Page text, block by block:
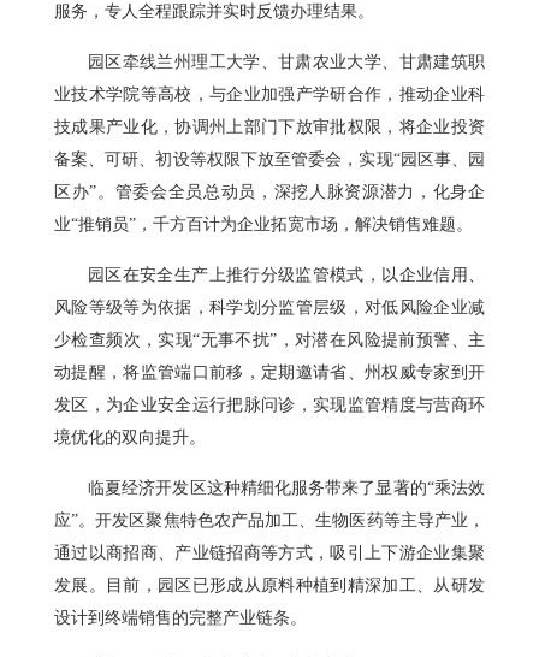
服务，专人全程跟踪并实时反馈办理结果。
园区牵线兰州理工大学、甘肃农业大学、甘肃建筑职
业技术学院等高校，与企业加强产学研合作，推动企业科
技成果产业化，协调州上部门下放审批权限，将企业投资
备案、可研、初设等权限下放至管委会，实现“园区事、园
区办”。管委会全员总动员，深挖人脉资源潜力，化身企
业“推销员”，千方百计为企业拓宽市场，解决销售难题。
园区在安全生产上推行分级监管模式，以企业信用、
风险等级等为依据，科学划分监管层级，对低风险企业减
少检查频次，实现“无事不扰”，对潜在风险提前预警、主
动提醒，将监管端口前移，定期邀请省、州权威专家到开
发区，为企业安全运行把脉问诊，实现监管精度与营商环
境优化的双向提升。
临夏经济开发区这种精细化服务带来了显著的“乘法效
应”。开发区聚焦特色农产品加工、生物医药等主导产业，
通过以商招商、产业链招商等方式，吸引上下游企业集聚
发展。目前，园区已形成从原料种植到精深加工、从研发
设计到终端销售的完整产业链条。